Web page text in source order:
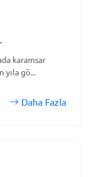
karamsar
yıla gö...
Daha Fazla